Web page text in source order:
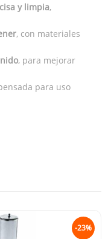
y limpia,
, con materiales
, para mejorar
para uso
-23%